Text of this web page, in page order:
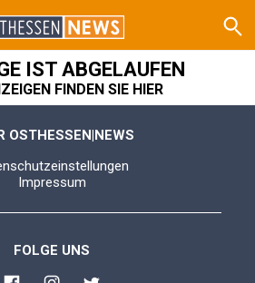
IST ABGELAUFEN
FINDEN SIE HIER
OSTHESSEN|NEWS
Impressum
FOLGE UNS